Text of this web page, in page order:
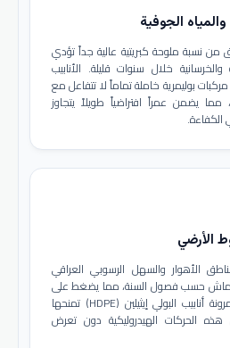
الجوفية
من نسبة ملوحة كبريتية عالية جداً تؤدي
والخرسانية خلال سنوات قليلة. الأنابيب
بوليمرية خاملة تماماً لا تتفاعل مع
مما يضمن عمراً افتراضياً طويلاً يتجاوز
الأرضي
الأهوار والسهل الرسوبي العراقي
حسب فصول السنة، مما يضغط على
شبكات الأنابيب المدفونة. مرونة أنابيب البولي إيثيلين (HDPE) تمنحها
الحركات الهيدروليكية دون تعرض